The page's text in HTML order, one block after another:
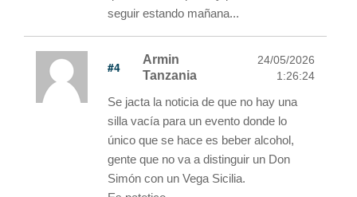
seguir estando mañana...
#4
Armin
Tanzania
24/05/2026
1:26:24
Se jacta la noticia de que no hay una
silla vacía para un evento donde lo
único que se hace es beber alcohol,
gente que no va a distinguir un Don
Simón con un Vega Sicilia.